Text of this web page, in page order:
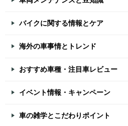
バイクに関する情報とケア
海外の車事情とトレンド
おすすめ車種・注目車レビュー
イベント情報・キャンペーン
車の雑学とこだわりポイント